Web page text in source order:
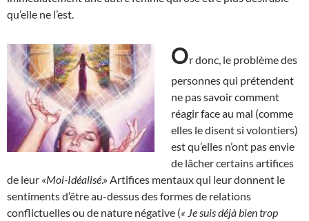
qu’elle ne l’est.
Or donc, le problème des
personnes qui prétendent
ne pas savoir comment
réagir face au mal (comme
elles le disent si volontiers)
est qu’elles n’ont pas envie
de lâcher certains artifices
de leur «Moi-Idéalisé.» Artifices mentaux qui leur donnent le
sentiments d’être au-dessus des formes de relations
conflictuelles ou de nature négative (« Je suis déjà bien trop